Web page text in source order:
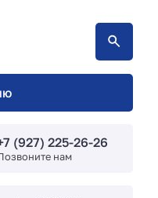
(927) 225-26-26
нам